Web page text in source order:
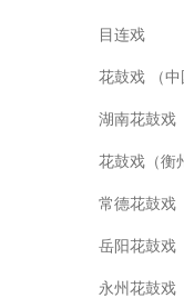
目连戏
花鼓戏 （中
湖南花鼓戏
花鼓戏（衡
常德花鼓戏
岳阳花鼓戏
永州花鼓戏